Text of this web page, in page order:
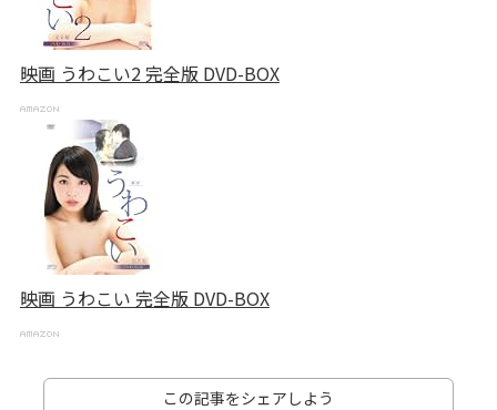
映画 うわこい2 完全版 DVD-BOX
映画 うわこい 完全版 DVD-BOX
この記事をシェアしよう